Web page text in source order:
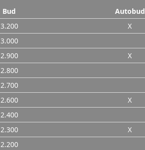
Bud Autobud
3.200 X
3.000
2.900 X
2.800
2.700
2.600 X
2.400
2.300 X
2.200